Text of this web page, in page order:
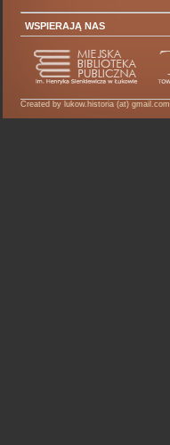
WSPIERAJĄ NAS
Created by lukow.historia (at) gmail.com